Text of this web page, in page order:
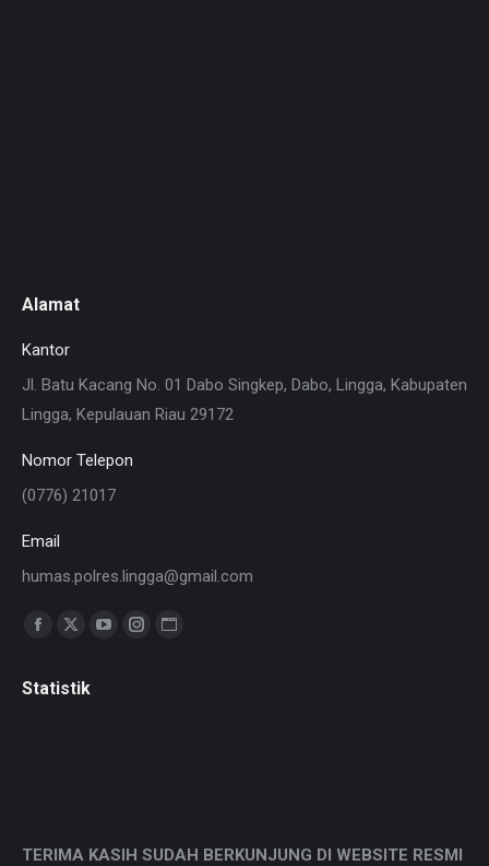
Alamat
Kantor
Jl. Batu Kacang No. 01 Dabo Singkep, Dabo, Lingga, Kabupaten
Lingga, Kepulauan Riau 29172
Nomor Telepon
(0776) 21017
Email
humas.polres.lingga@gmail.com
Find us on:
Facebook
opens
X
opens
YouTube
Instagram
Website
Statistik
TERIMA KASIH SUDAH BERKUNJUNG DI WEBSITE RESMI